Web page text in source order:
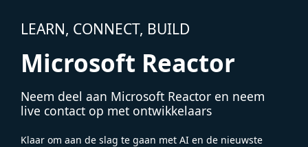
LEARN, CONNECT, BUILD
Microsoft Reactor
Neem deel aan Microsoft Reactor en neem
live contact op met ontwikkelaars
Klaar om aan de slag te gaan met AI en de nieuwste